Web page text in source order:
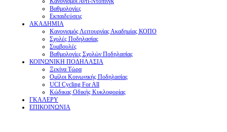
Βαθμολογίες
Εκπαιδεύσεις
ΑΚΑΔΗΜΙΑ
Κανονισμός Λειτουργίας Ακαδημίας ΚΟΠΟ
Σχολές Ποδηλασίας
Συμβουλές
Βαθμολογίες Σχολών Ποδηλασίας
ΚΟΙΝΩΝΙΚΗ ΠΟΔΗΛΑΣΙΑ
Ξεκίνα Τώρα
Ομίλοι Κοινωνικής Ποδηλασίας
UCI Cycling For All
Κώδικας Οδικής Κυκλοφορίας
ΓΚΑΛΕΡΥ
ΕΠΙΚΟΙΝΩΝΙΑ